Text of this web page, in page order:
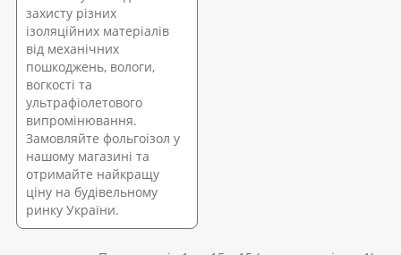
захисту різних
ізоляційних матеріалів
від механічних
пошкоджень, вологи,
вогкості та
ультрафіолетового
випромінювання.
Замовляйте фольгоізол у
нашому магазині та
отримайте найкращу
ціну на будівельному
ринку України.